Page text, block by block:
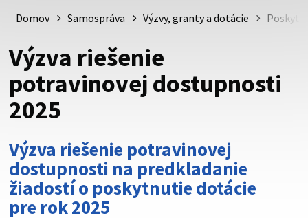
psk.sk.
Táto stránka je zabezpečená
Buďte pozorní a vždy sa uistite, že zdieľate informácie iba
cez zabezpečenú webovú stránku. Zabezpečená stránka
vždy začína https:// pred názvom domény webového sídla.
Domov Samospráva Výzvy, granty a dotácie
Výzva riešenie
potravinovej dostupnosti
2025
Výzva riešenie potravinovej
dostupnosti na predkladanie
žiadostí o poskytnutie dotácie
pre rok 2025